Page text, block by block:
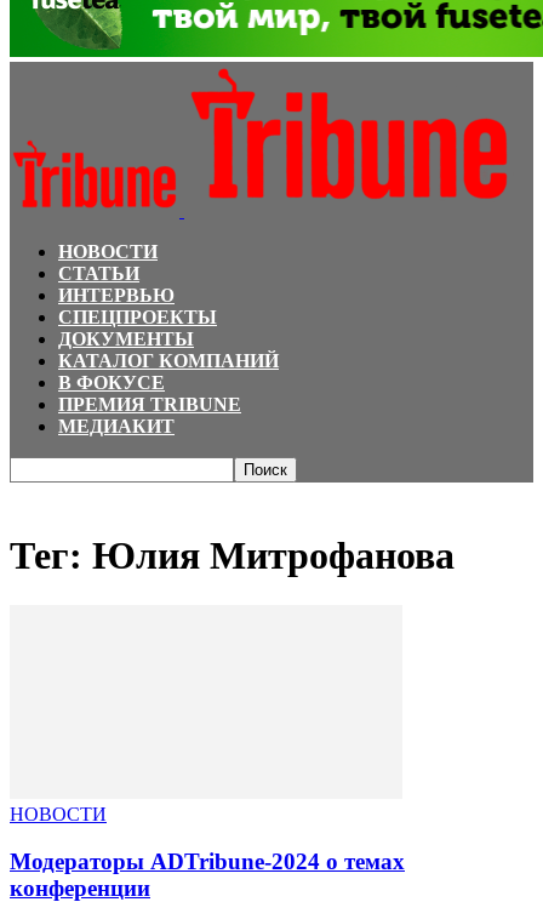
НОВОСТИ
СТАТЬИ
ИНТЕРВЬЮ
СПЕЦПРОЕКТЫ
ДОКУМЕНТЫ
КАТАЛОГ КОМПАНИЙ
В ФОКУСЕ
ПРЕМИЯ TRIBUNE
МЕДИАКИТ
Тег: Юлия Митрофанова
НОВОСТИ
Модераторы ADTribune-2024 о темах
конференции